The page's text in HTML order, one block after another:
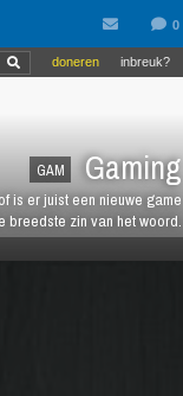
GAM Gaming
is er juist een nieuwe game
breedste zin van het woord.
inbreuk?
doneren